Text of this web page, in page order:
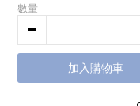
數量
加入購物車